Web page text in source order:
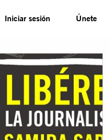
Iniciar sesión Únete